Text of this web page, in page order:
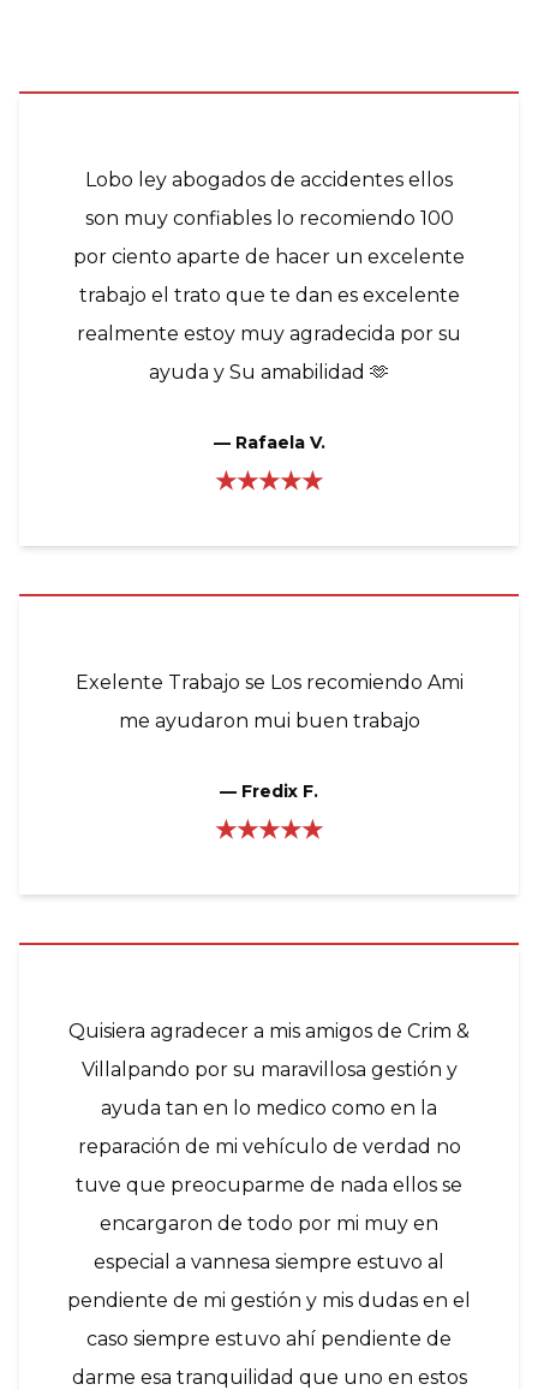
Lobo ley abogados de accidentes ellos
son muy confiables lo recomiendo 100
por ciento aparte de hacer un excelente
trabajo el trato que te dan es excelente
realmente estoy muy agradecida por su
ayuda y Su amabilidad 🫶
— Rafaela V.
★★★★★
Exelente Trabajo se Los recomiendo Ami
me ayudaron mui buen trabajo
— Fredix F.
★★★★★
Quisiera agradecer a mis amigos de Crim &
Villalpando por su maravillosa gestión y
ayuda tan en lo medico como en la
reparación de mi vehículo de verdad no
tuve que preocuparme de nada ellos se
encargaron de todo por mi muy en
especial a vannesa siempre estuvo al
pendiente de mi gestión y mis dudas en el
caso siempre estuvo ahí pendiente de
darme esa tranquilidad que uno en estos